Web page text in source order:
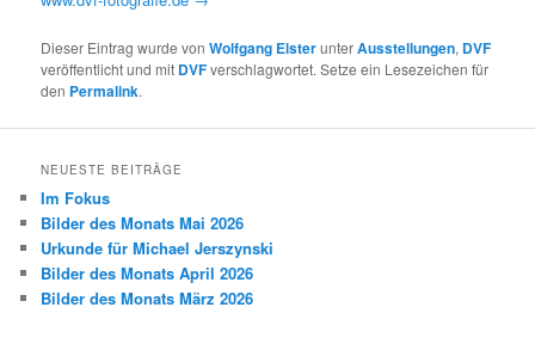
Dieser Eintrag wurde vonWolfgang ElsterunterAusstellungen, DVF
veröffentlicht und mit DVFverschlagwortet. Setze ein Lesezeichen für
den Permalink.
NEUESTE BEITRÄGE
Im Fokus
Bilder des Monats Mai 2026
Urkunde für Michael Jerszynski
Bilder des Monats April 2026
Bilder des Monats März 2026